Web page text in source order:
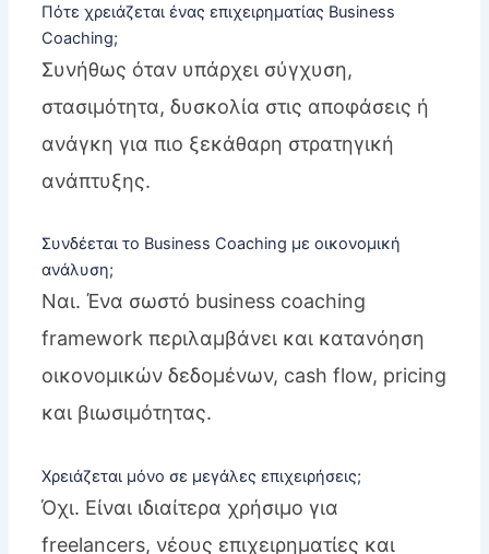
Πότε χρειάζεται ένας επιχειρηματίας Business
Coaching;
Συνήθως όταν υπάρχει σύγχυση,
στασιμότητα, δυσκολία στις αποφάσεις ή
ανάγκη για πιο ξεκάθαρη στρατηγική
ανάπτυξης.
Συνδέεται το Business Coaching με οικονομική
ανάλυση;
Ναι. Ένα σωστό business coaching
framework περιλαμβάνει και κατανόηση
οικονομικών δεδομένων, cash flow, pricing
και βιωσιμότητας.
Χρειάζεται μόνο σε μεγάλες επιχειρήσεις;
Όχι. Είναι ιδιαίτερα χρήσιμο για
freelancers, νέους επιχειρηματίες και